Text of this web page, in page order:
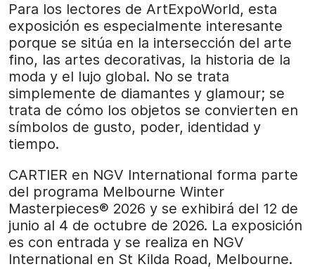
Para los lectores de ArtExpoWorld, esta
exposición es especialmente interesante
porque se sitúa en la intersección del arte
fino, las artes decorativas, la historia de la
moda y el lujo global. No se trata
simplemente de diamantes y glamour; se
trata de cómo los objetos se convierten en
símbolos de gusto, poder, identidad y
tiempo.
CARTIER en NGV International forma parte
del programa Melbourne Winter
Masterpieces® 2026 y se exhibirá del 12 de
junio al 4 de octubre de 2026. La exposición
es con entrada y se realiza en NGV
International en St Kilda Road, Melbourne.